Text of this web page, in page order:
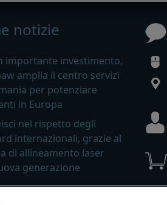
notizie
importante investimento,
amplia il centro servizi
per potenziare
in Europa
nel rispetto degli
internazionali, grazie al
di allineamento laser
generazione